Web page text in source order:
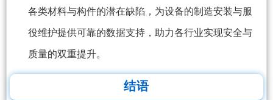
各类材料与构件的潜在缺陷，为设备的制造安装与服
役维护提供可靠的数据支持，助力各行业实现安全与
质量的双重提升。
结语